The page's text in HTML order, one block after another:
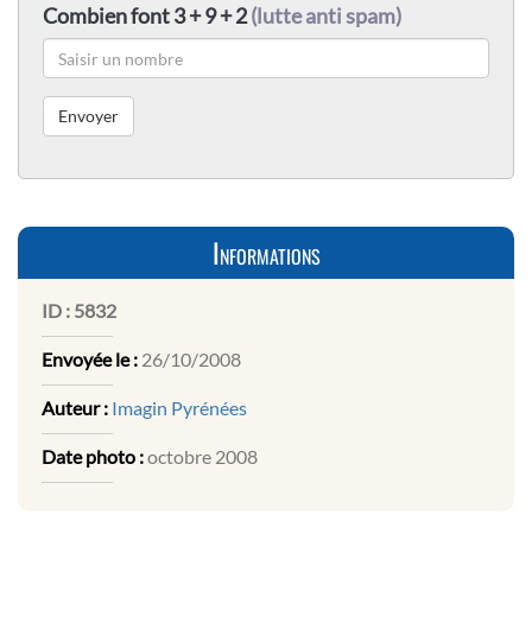
Combien font 3 + 9 + 2(lutte anti spam)
Informations
ID : 5832
Envoyée le : 26/10/2008
Auteur : Imagin Pyrénées
Date photo :octobre 2008